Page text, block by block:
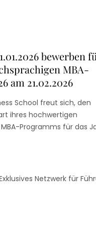
bewerben
MBA-
am 21.02.2026
School freut sich, den
ihres hochwertigen
Programms für das
ihre berufsbegleitende